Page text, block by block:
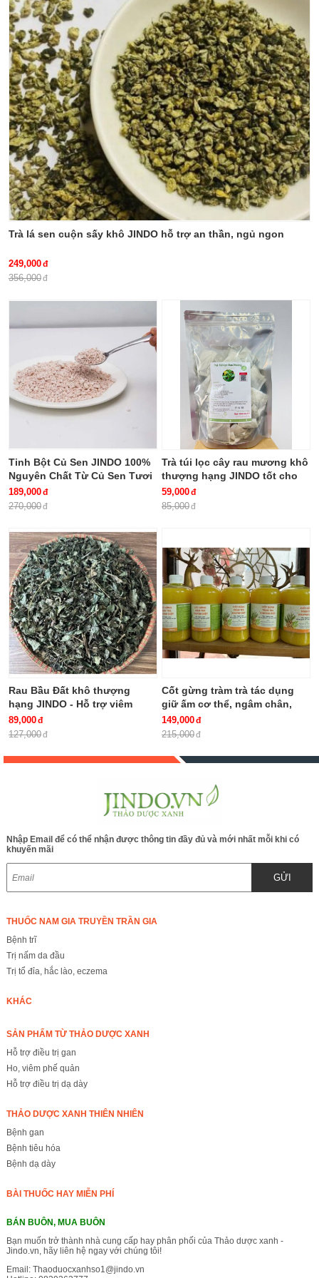
này.
thien-nien-kien, tac-dung-cua-
thien-nien-kien, mua-thien-nien-
kien-o-dau, cach-dung-thien-nien-
kien, benh-xuong-khop, thao-
duoc-xanh-so-1-jindo.vn
Trà lá sen cuộn sấy khô JINDO hỗ trợ an thần, ngủ ngon
249,000
356,000
Tinh Bột Củ Sen JINDO 100%
Nguyên Chất Từ Củ Sen Tươi
Không Pha giúp thanh nhiệt,
giải độc, bổ khí, dưỡng huyết
189,000
270,000
Trà túi lọc cây rau mương khô
thượng hạng JINDO tốt cho
người HP dạ dày
59,000
85,000
Rau Bầu Đất khô thượng
hạng JINDO - Hỗ trợ viêm
bàng quang, khí hư, bạch đới,
kinh nguyệt không đều rất tốt
89,000
127,000
Cốt gừng tràm trà tác dụng
giữ ấm cơ thể, ngâm chân,
giảm ho chai 500ml
149,000
215,000
Nhập Email để có thể nhận được thông tin đầy đủ và mới nhất mỗi khi có
khuyến mãi
GỬI
THUỐC NAM GIA TRUYỀN TRẦN GIA
Bệnh trĩ
Trị nấm da đầu
Trị tổ đỉa, hắc lào, eczema
KHÁC
SẢN PHẨM TỪ THẢO DƯỢC XANH
Hỗ trợ điều trị gan
Ho, viêm phế quản
Hỗ trợ điều trị dạ dày
THẢO DƯỢC XANH THIÊN NHIÊN
Bệnh gan
Bệnh tiêu hóa
Bệnh dạ dày
BÀI THUỐC HAY MIỄN PHÍ
BÁN BUÔN, MUA BUÔN
Bạn muốn trở thành nhà cung cấp hay phân phối của Thảo dược xanh -
Jindo.vn, hãy liên hệ ngay với chúng tôi!
Email: Thaoduocxanhso1@jindo.vn